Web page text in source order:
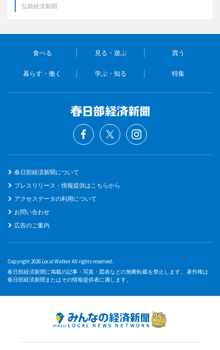
弘前経済新聞
食べる 見る・遊ぶ 買う
暮らす・働く 学ぶ・知る 特集
春日部経済新聞について
プレスリリース・情報提供はこちらから
アクセスデータの利用について
お問い合わせ
広告のご案内
Copyright 2026 Local Walker All rights reserved.
春日部経済新聞に掲載の記事・写真・図表などの無断転載を禁止します。 著作権は
春日部経済新聞またはその情報提供者に属します。